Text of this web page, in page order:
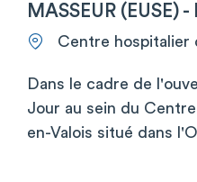
MASSEUR (EUSE)
Centre hospitalier
Dans le cadre de
Jour au sein du
en-Valois situé dans